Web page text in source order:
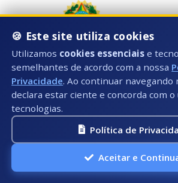
Horário de Atendimento:
Segunda à Sexta: 08:00hs às 17:00hs
Telefone:
Fixo: (28) 3535-3603 (Ramal 1025)
🍪 Este site utiliza cookies
Utilizamos cookies essenciais e
semelhantes de acordo com a nossa
Privacidade. Ao continuar navegando
declara estar ciente e concorda com o
tecnologias.
Política de
Aceitar e